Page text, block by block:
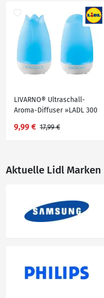
LIVARNO® Ultraschall-
Aroma-Diffuser »LADL 300
9,99 € 17,99 €
Aktuelle Lidl Marken